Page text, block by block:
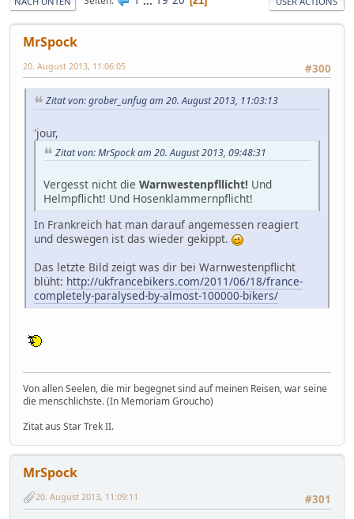
MrSpock
#300
20. August 2013, 11:06:05
Zitat von: grober_unfug am 20. August 2013, 11:03:13
'jour,
Zitat von: MrSpock am 20. August 2013, 09:48:31
Vergesst nicht die Warnwestenpfllicht! Und
Helmpflicht! Und Hosenklammernpflicht!
In Frankreich hat man darauf angemessen reagiert
und deswegen ist das wieder gekippt.
Das letzte Bild zeigt was dir bei Warnwestenpflicht
blüht: http://ukfrancebikers.com/2011/06/18/france-
completely-paralysed-by-almost-100000-bikers/
Von allen Seelen, die mir begegnet sind auf meinen Reisen, war seine
die menschlichste. (In Memoriam Groucho)
Zitat aus Star Trek II.
MrSpock
#301
20. August 2013, 11:09:11